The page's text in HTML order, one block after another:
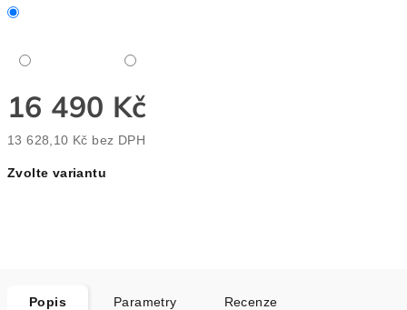
16 490 Kč
13 628,10 Kč bez DPH
cena:
Zvolte variantu
Popis Parametry Recenze